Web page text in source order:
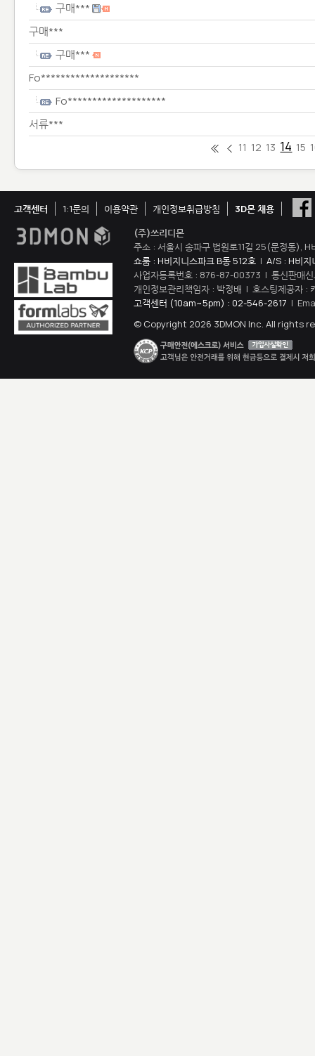
구매***
구매***
구매***
Fo********************
Fo********************
서류***
11 12 13 14 15
고객센터 1:1문의 이용약관 개인정보취급방침
3D몬 채용
(주)쓰리디몬
주소 : 서울시 송파구 법원로11길 25(문정동),
쇼룸 : H비지니스파크 B동 512호 | A/S : H비지
사업자등록번호 : 876-87-00373 | 통신판매
개인정보관리책임자 : 박정배 | 호스팅제공자 :
고객센터 (10am~5pm) : 02-546-2617 |
© Copyright 2026 3DMON Inc. All rights